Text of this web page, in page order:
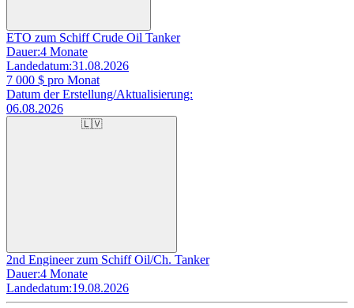
ETO zum Schiff Crude Oil Tanker
Dauer:4 Monate
Landedatum:31.08.2026
7 000 $ pro Monat
Datum der Erstellung/Aktualisierung:
06.08.2026
🇱🇻
2nd Engineer zum Schiff Oil/Ch. Tanker
Dauer:4 Monate
Landedatum:19.08.2026